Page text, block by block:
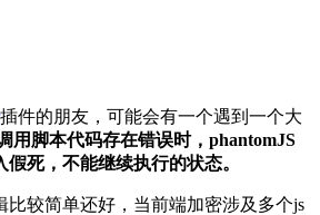
插件的朋友，可能会有一个遇到一个大
用脚本代码存在错误时，phantomJS
死，不能继续执行的状态。
较简单还好，当前端加密涉及多个js